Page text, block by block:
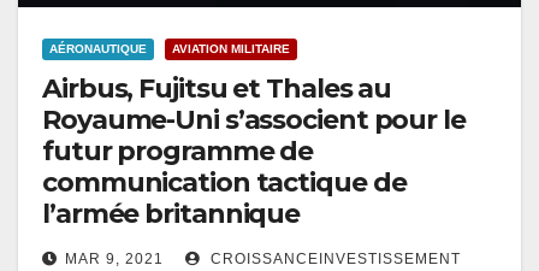
AÉRONAUTIQUE AVIATION MILITAIRE
Airbus, Fujitsu et Thales au
Royaume-Uni s’associent pour le
futur programme de
communication tactique de
l’armée britannique
MAR 9, 2021 CROISSANCEINVESTISSEMENT